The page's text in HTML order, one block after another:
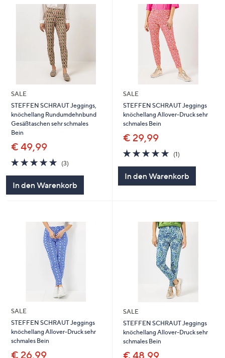
SALE
STEFFEN SCHRAUT Jeggings,
knöchellang Rundumdehnbund
Gesäßtaschen sehr schmales
Bein
€ 49,99
5.0
von
5
(3)
In den Warenkorb
SALE
STEFFEN SCHRAUT Jeggings
knöchellang Allover-Druck sehr
schmales Bein
€ 29,99
5.0
von
(1)1
In den Warenkorb
SALE
STEFFEN SCHRAUT Jeggings
knöchellang Allover-Druck sehr
schmales Bein
€ 26,99
SALE
STEFFEN SCHRAUT Jeggings
knöchellang Allover-Druck sehr
schmales Bein
€ 48,99